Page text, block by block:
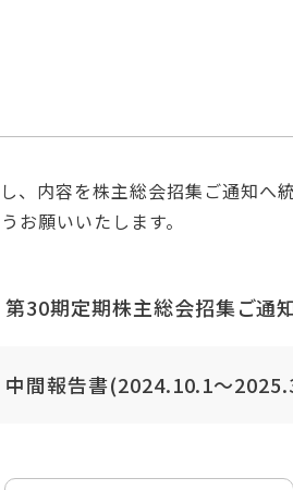
内容を株主総会招集ご通知へ統
お願いいたします。
第30期定期株主総会招集ご通
中間報告書(2024.10.1～